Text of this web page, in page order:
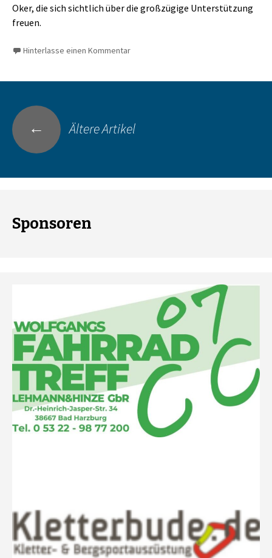
Oker, die sich sichtlich über die großzügige Unterstützung
freuen.
Hinterlasse einen Kommentar
Beitrags-
Navigation
← Ältere Artikel
Sponsoren